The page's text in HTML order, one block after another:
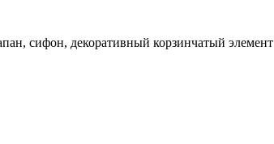
сифон, декоративный корзинчатый элемент